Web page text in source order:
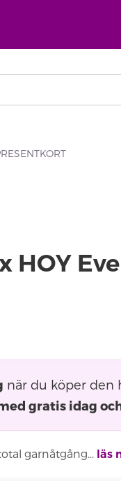
HOY
när du köper den
gratis idag
garnåtgång... läs